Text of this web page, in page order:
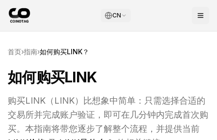
CN
首页›指南›如何购买LINK ？
如何购买LINK
购买LINK （ LINK）比想象中简单：只需选择合适的
交易所并完成账户验证，即可在几分钟内完成首次购
买。本指南将带您逐步了解整个流程，并提供当前